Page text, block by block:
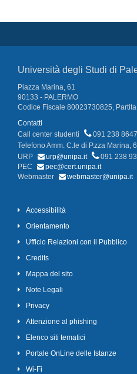
Università degli Studi di
Piazza Marina, 61
90133 - PALERMO
Codice Fiscale 80023730825,
Contatti
Call center studenti
091 238
Telefono Amm. C.le di P.zza Marina,
URP
urp@unipa.it
091 238
PEC
pec@cert.unipa.it
Webmaster
webmaster@unipa.it
Accessibilità
Orientamento
Ufficio Relazioni con il Pubblico
Credits
Mappa del sito
Note Legali
Privacy
Attenzione al phishing
Elenco siti tematici
Portale OnLine delle Istanze
Wi-Fi